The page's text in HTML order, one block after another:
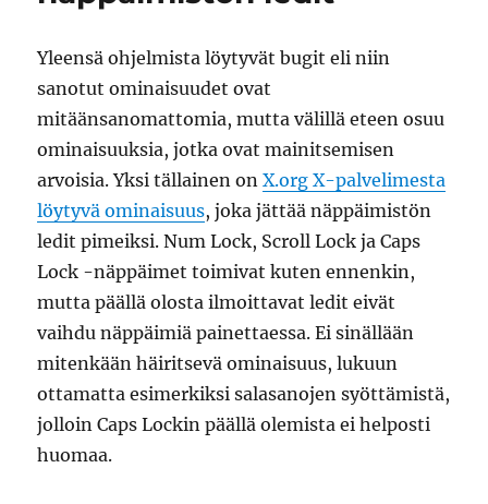
Yleensä ohjelmista löytyvät bugit eli niin
sanotut ominaisuudet ovat
mitäänsanomattomia, mutta välillä eteen osuu
ominaisuuksia, jotka ovat mainitsemisen
arvoisia. Yksi tällainen onX.org X-palvelimesta
löytyvä ominaisuus, joka jättää näppäimistön
ledit pimeiksi. Num Lock, Scroll Lock ja Caps
Lock -näppäimet toimivat kuten ennenkin,
mutta päällä olosta ilmoittavat ledit eivät
vaihdu näppäimiä painettaessa. Ei sinällään
mitenkään häiritsevä ominaisuus, lukuun
ottamatta esimerkiksi salasanojen syöttämistä,
jolloin Caps Lockin päällä olemista ei helposti
huomaa.